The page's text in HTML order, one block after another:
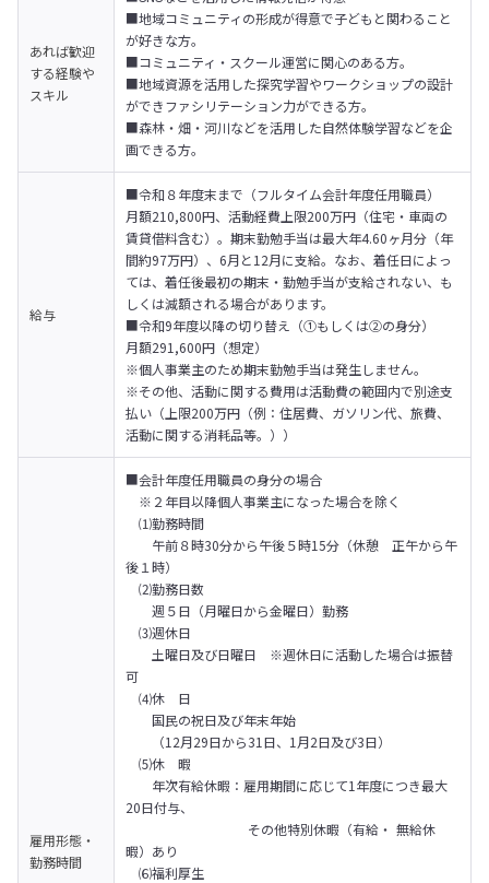
あれば歓迎
する経験や
スキル
■地域コミュニティの形成が得意で子どもと関わること
が好きな方。
■コミュニティ・スクール運営に関心のある方。
■地域資源を活用した探究学習やワークショップの設計
ができファシリテーション力ができる方。
■森林・畑・河川などを活用した自然体験学習などを企
画できる方。
給与
■令和８年度末まで（フルタイム会計年度任用職員）
月額210,800円、活動経費上限200万円（住宅・車両の
賃貸借料含む）。期末勤勉手当は最大年4.60ヶ月分（年
間約97万円）、6月と12月に支給。なお、着任日によっ
ては、着任後最初の期末・勤勉手当が支給されない、も
しくは減額される場合があります。
■令和9年度以降の切り替え（①もしくは②の身分）
月額291,600円（想定）
※個人事業主のため期末勤勉手当は発生しません。
※その他、活動に関する費用は活動費の範囲内で別途支
払い（上限200万円（例：住居費、ガソリン代、旅費、
活動に関する消耗品等。））
雇用形態・
勤務時間
■会計年度任用職員の身分の場合
※２年目以降個人事業主になった場合を除く
⑴勤務時間
午前８時30分から午後５時15分（休憩　正午から午
後１時）
⑵勤務日数
週５日（月曜日から金曜日）勤務
⑶週休日
土曜日及び日曜日　※週休日に活動した場合は振替
可
⑷休　日
国民の祝日及び年末年始
（12月29日から31日、1月2日及び3日）
⑸休　暇
年次有給休暇：雇用期間に応じて1年度につき最大
20日付与、
その他特別休暇（有給・ 無給休
暇）あり
⑹福利厚生